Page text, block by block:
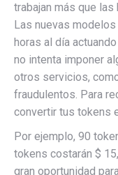
trabajan más que
Las nuevas
horas al día
no intenta imponer
otros servicios,
fraudulentos. Para
convertir tus tokens
Por ejemplo, 90
tokens costarán $
gran oportunidad